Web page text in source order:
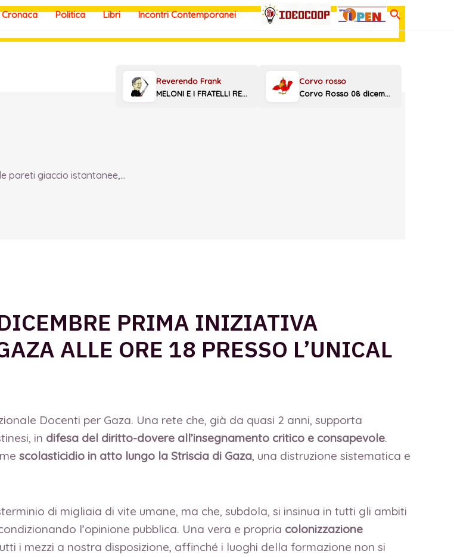
Cronaca Politica Libri Incontri Contemporanei Cerca
MELONI E I FRATELLI REGGINI Corvo Rosso 08 dicembre 2025
pareti giaccio istantanee,...
PRIMA INIZIATIVA
ALLE ORE 18 PRESSO L’UNICAL
Docenti per Gaza. Una rete che, già da quasi 2 anni, supporta
in difesa del diritto-dovere all’insegnamento critico e consapevole.
scolasticidio in atto lungo la Striscia di Gaza, una distruzione sistematica e
di migliaia di vite umane, ma che, subdola, si insinua in tutti gli ambiti
l’opinione pubblica. Una vera e propria colonizzazione
i mezzi a nostra disposizione, affinché i luoghi della formazione non si